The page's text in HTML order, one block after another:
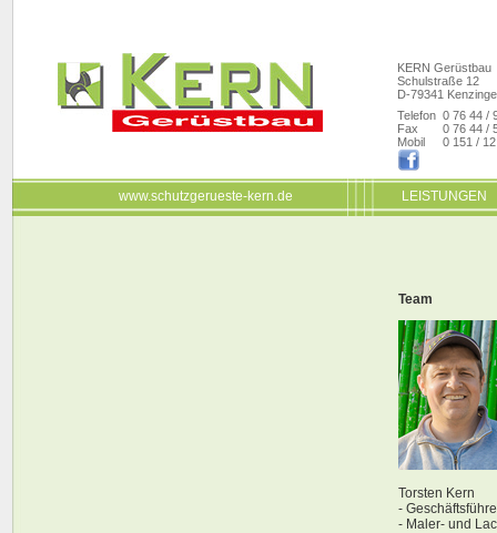
KERN Gerüstbau
Schulstraße 12
D-79341
Telefon
Fax
Mobil
0 76 44 /
0 76 44 /
0 151 /
www.schutzgerueste-kern.de LEISTUNGEN
Team
Torsten Kern
-
- Maler- und